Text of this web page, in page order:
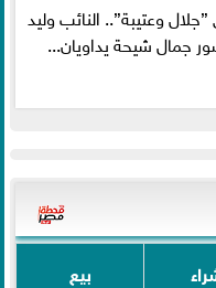
وعتيبة”.. النائب وليد
جمال شيحة يداويان...
بيع